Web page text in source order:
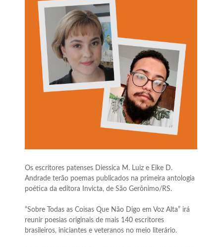
Os escritores patenses Diessica M. Luiz e Eike D.
Andrade terão poemas publicados na primeira antologia
poética da editora Invicta, de São Gerônimo/RS.
“Sobre Todas as Coisas Que Não Digo em Voz Alta” irá
reunir poesias originais de mais 140 escritores
brasileiros, iniciantes e veteranos no meio literário.